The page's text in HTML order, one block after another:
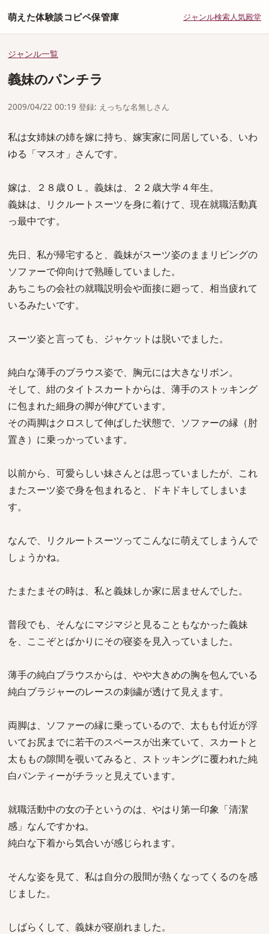
萌えた体験談コピペ保管庫 ジャンル検索人気殿堂
ジャンル一覧
義妹のパンチラ
2009/04/22 00:19 登録: えっちな名無しさん
私は女姉妹の姉を嫁に持ち、嫁実家に同居している、いわ
ゆる「マスオ」さんです。
嫁は、２８歳ＯＬ。義妹は、２２歳大学４年生。
義妹は、リクルートスーツを身に着けて、現在就職活動真
っ最中です。
先日、私が帰宅すると、義妹がスーツ姿のままリビングの
ソファーで仰向けで熟睡していました。
あちこちの会社の就職説明会や面接に廻って、相当疲れて
いるみたいです。
スーツ姿と言っても、ジャケットは脱いでました。
純白な薄手のブラウス姿で、胸元には大きなリボン。
そして、紺のタイトスカートからは、薄手のストッキング
に包まれた細身の脚が伸びています。
その両脚はクロスして伸ばした状態で、ソファーの縁（肘
置き）に乗っかっています。
以前から、可愛らしい妹さんとは思っていましたが、これ
またスーツ姿で身を包まれると、ドキドキしてしまいま
す。
なんで、リクルートスーツってこんなに萌えてしまうんで
しょうかね。
たまたまその時は、私と義妹しか家に居ませんでした。
普段でも、そんなにマジマジと見ることもなかった義妹
を、ここぞとばかりにその寝姿を見入っていました。
薄手の純白ブラウスからは、やや大きめの胸を包んでいる
純白ブラジャーのレースの刺繍が透けて見えます。
両脚は、ソファーの縁に乗っているので、太もも付近が浮
いてお尻までに若干のスペースが出来ていて、スカートと
太ももの隙間を覗いてみると、ストッキングに覆われた純
白パンティーがチラッと見えています。
就職活動中の女の子というのは、やはり第一印象「清潔
感」なんですかね。
純白な下着から気合いが感じられます。
そんな姿を見て、私は自分の股間が熱くなってくるのを感
じました。
しばらくして、義妹が寝崩れました。